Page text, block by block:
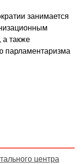
занимается
а также
парламентаризма
центра